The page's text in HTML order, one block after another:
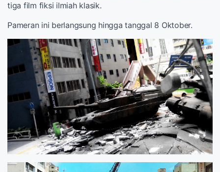
tiga film fiksi ilmiah klasik.
Pameran ini berlangsung hingga tanggal 8 Oktober.